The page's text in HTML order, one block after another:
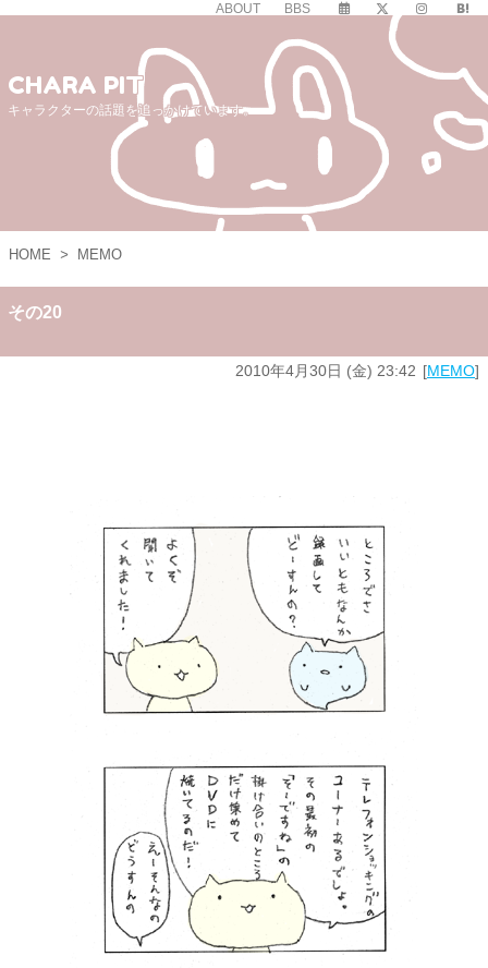
ABOUT BBS
CHARA PIT
キャラクターの話題を追っかけています。
HOME > MEMO
その20
2010年4月30日 (金) 23:42 MEMO